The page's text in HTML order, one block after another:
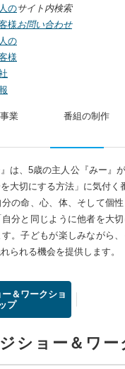
の
様
の
様
サイト内検索
お問い合わせ
業 番組の制作
ー
』は、5歳の主人公『みー』
大切にする方法」に気付く
の命、心、体、そして個
分と同じように他者を大
。子どもが楽しみながら
られる機会を提供します。
＆ワークショ
ップ
ショー＆ワ